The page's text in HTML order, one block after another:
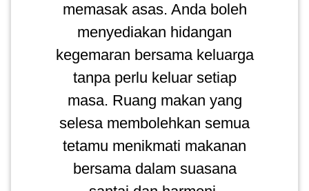
memasak asas. Anda boleh
menyediakan hidangan
kegemaran bersama keluarga
tanpa perlu keluar setiap
masa. Ruang makan yang
selesa membolehkan semua
tetamu menikmati makanan
bersama dalam suasana
MELAKA(53)
PERLIS(6)